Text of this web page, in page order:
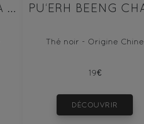
PU‘ERH BEENG CHA SHU 100g
Thé noir - Origine Chine
19€
DÉCOUVRIR